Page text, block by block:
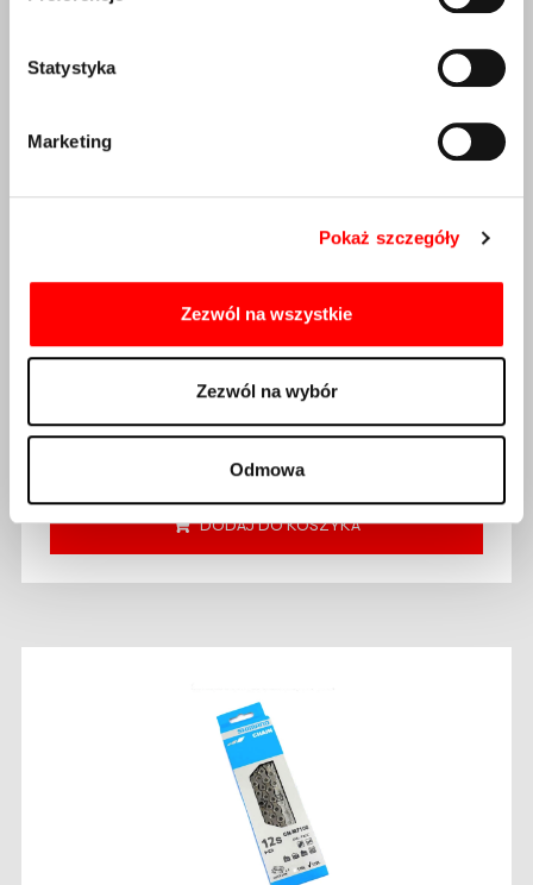
Statystyka
Marketing
Pokaż szczegóły
Zezwól na wszystkie
Zezwól na wybór
Odmowa
spinka w komplecie
170,00zł
Dostępny
DODAJ DO KOSZYKA